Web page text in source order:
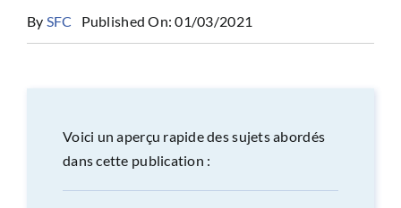
RECHERCHE
FORMATION
By SFC Published On: 01/03/2021
Voici un aperçu rapide des sujets abordés
dans cette publication :